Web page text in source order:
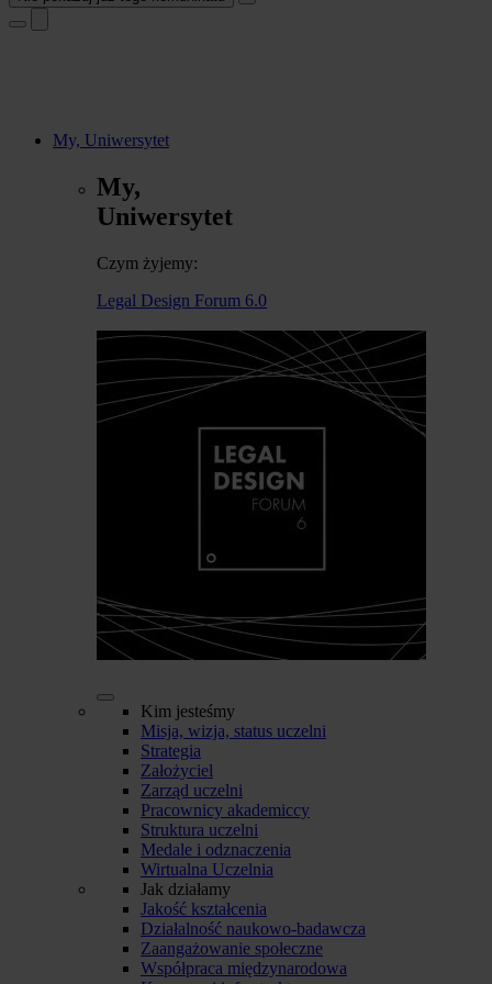
My, Uniwersytet
My,
Uniwersytet
Czym żyjemy:
Legal Design Forum 6.0
Kim jesteśmy
Misja, wizja, status uczelni
Strategia
Założyciel
Zarząd uczelni
Pracownicy akademiccy
Struktura uczelni
Medale i odznaczenia
Wirtualna Uczelnia
Jak działamy
Jakość kształcenia
Działalność naukowo-badawcza
Zaangażowanie społeczne
Współpraca międzynarodowa